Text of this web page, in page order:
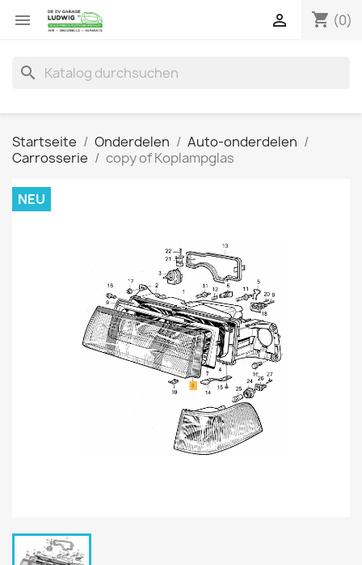
 shopping_cart (0)

search
Startseite Onderdelen
Auto-onderdelen
Carrosserie
copy of Koplampglas
NEU